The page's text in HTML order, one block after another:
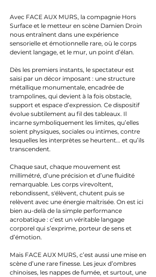
Avec FACE AUX MURS, la compagnie Hors
Surface et le metteur en scène Damien Droin
nous entraînent dans une expérience
sensorielle et émotionnelle rare, où le corps
devient langage, et le mur, un point d’élan.
Dès les premiers instants, le spectateur est
saisi par un décor imposant : une structure
métallique monumentale, encadrée de
trampolines, qui devient à la fois obstacle,
support et espace d’expression. Ce dispositif
évolue subtilement au fil des tableaux. Il
incarne symboliquement les limites, qu’elles
soient physiques, sociales ou intimes, contre
lesquelles les interprètes se heurtent... et qu’ils
transcendent.
Chaque saut, chaque mouvement est
millimétré, d’une précision et d’une fluidité
remarquable. Les corps virevoltent,
rebondissent, s'élèvent, chutent puis se
relèvent avec une énergie maîtrisée. On est ici
bien au-delà de la simple performance
acrobatique : c’est un véritable langage
corporel qui s’exprime, porteur de sens et
d’émotion.
Mais FACE AUX MURS, c’est aussi une mise en
scène d’une rare finesse. Les jeux d’ombres
chinoises, les nappes de fumée, et surtout, une